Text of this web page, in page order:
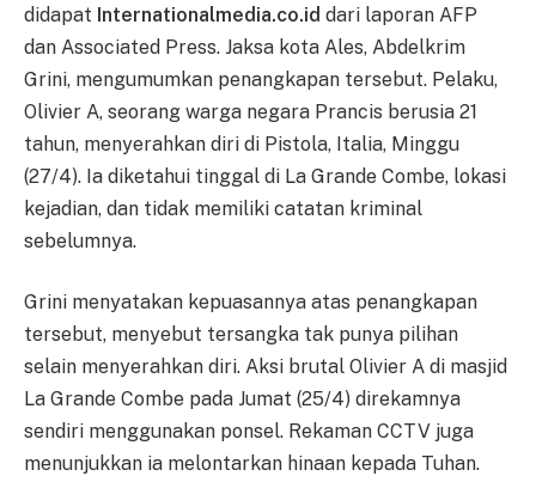
didapat Internationalmedia.co.id dari laporan AFP
dan Associated Press. Jaksa kota Ales, Abdelkrim
Grini, mengumumkan penangkapan tersebut. Pelaku,
Olivier A, seorang warga negara Prancis berusia 21
tahun, menyerahkan diri di Pistola, Italia, Minggu
(27/4). Ia diketahui tinggal di La Grande Combe, lokasi
kejadian, dan tidak memiliki catatan kriminal
sebelumnya.
Grini menyatakan kepuasannya atas penangkapan
tersebut, menyebut tersangka tak punya pilihan
selain menyerahkan diri. Aksi brutal Olivier A di masjid
La Grande Combe pada Jumat (25/4) direkamnya
sendiri menggunakan ponsel. Rekaman CCTV juga
menunjukkan ia melontarkan hinaan kepada Tuhan.